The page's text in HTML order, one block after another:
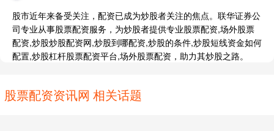
股市近年来备受关注，配资已成为炒股者关注的焦点。联华证券公
司专业从事股票配资服务，为炒股者提供专业股票配资,场外股票
配资,炒股炒股配资网,炒股到哪配资,炒股的条件,炒股短线资金如何
配置,炒股杠杆股票配资平台,场外股票配资，助力其炒股之路。
股票配资资讯网 相关话题